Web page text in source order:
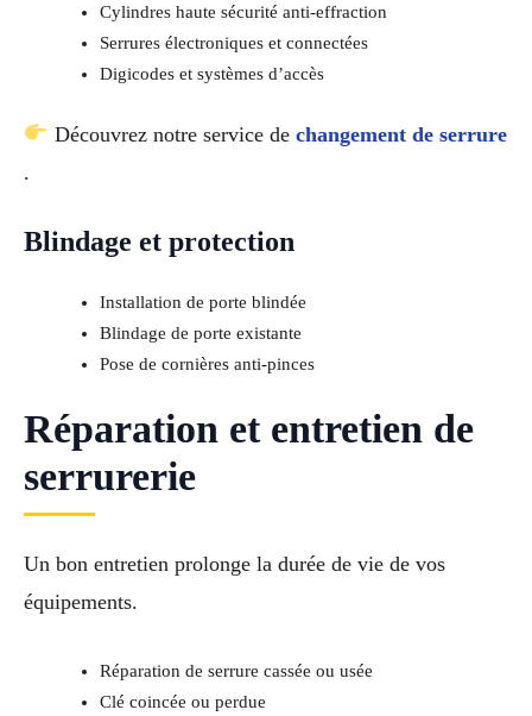
Cylindres haute sécurité anti-effraction
Serrures électroniques et connectées
Digicodes et systèmes d’accès
Découvrez notre service de changement de serrure
.
Blindage et protection
Installation de porte blindée
Blindage de porte existante
Pose de cornières anti-pinces
Réparation et entretien de
serrurerie
Un bon entretien prolonge la durée de vie de vos
équipements.
Réparation de serrure cassée ou usée
Clé coincée ou perdue